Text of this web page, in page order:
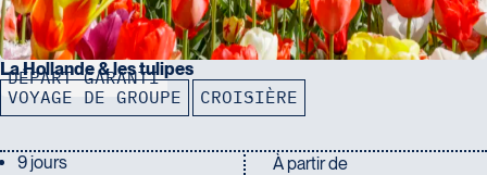
DÉPART GARANTI
La Hollande & les tulipes
VOYAGE DE GROUPE CROISIÈRE
9 jours
À partir de